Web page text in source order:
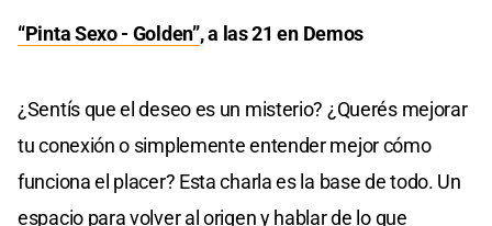
“Pinta Sexo - Golden”, a las 21 en Demos
¿Sentís que el deseo es un misterio? ¿Querés mejorar
tu conexión o simplemente entender mejor cómo
funciona el placer? Esta charla es la base de todo. Un
espacio para volver al origen y hablar de lo que